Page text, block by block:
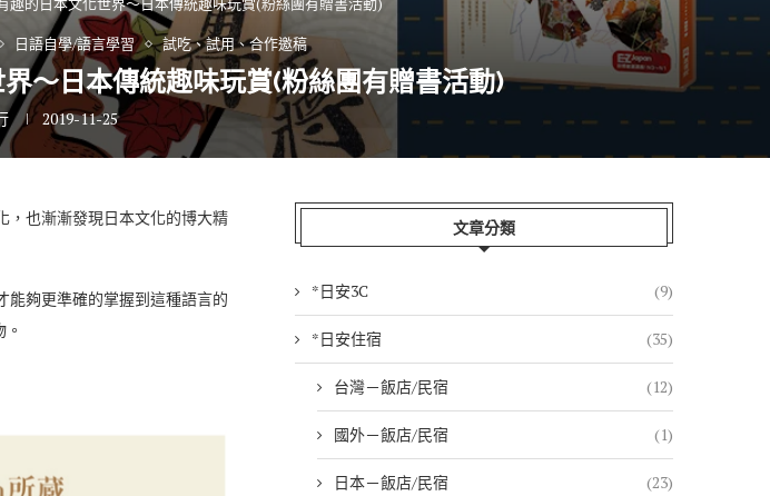
日語自學/語言學習 試吃、試用、合作邀稿
～日本傳統趣味玩賞(粉絲團有贈書活動)
2019-11-25
，也漸漸發現日本文化的博大精
能夠更準確的掌握到這種語言的
文章分類
*日安3C (9)
*日安住宿 (35)
台灣－飯店/民宿 (12)
國外－飯店/民宿 (1)
日本－飯店/民宿 (23)